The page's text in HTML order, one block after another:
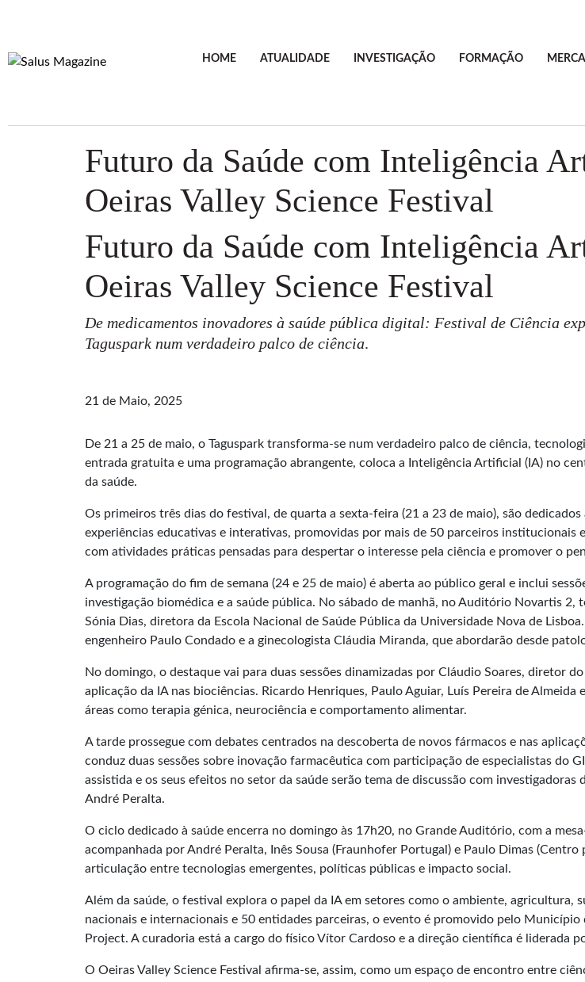
HOME ATUALIDADE INVESTIGAÇÃO FORMAÇÃO
Futuro da Saúde com Inteligência
Oeiras Valley Science Festival
Futuro da Saúde com Inteligência
Oeiras Valley Science Festival
De medicamentos inovadores à saúde pública digital: Festival de Ciência
Taguspark num verdadeiro palco de ciência.
21 de Maio, 2025
De 21 a 25 de maio, o Taguspark transforma-se num verdadeiro palco de ciência,
entrada gratuita e uma programação abrangente, coloca a Inteligência Artificial (IA) no
da saúde.
Os primeiros três dias do festival, de quarta a sexta-feira (21 a 23 de maio), são
experiências educativas e interativas, promovidas por mais de 50 parceiros
com atividades práticas pensadas para despertar o interesse pela ciência e promover o
A programação do fim de semana (24 e 25 de maio) é aberta ao público geral e inclui
investigação biomédica e a saúde pública. No sábado de manhã, no Auditório Novartis 2,
Sónia Dias, diretora da Escola Nacional de Saúde Pública da Universidade Nova de
engenheiro Paulo Condado e a ginecologista Cláudia Miranda, que abordarão desde
No domingo, o destaque vai para duas sessões dinamizadas por Cláudio Soares, diretor
aplicação da IA nas biociências. Ricardo Henriques, Paulo Aguiar, Luís Pereira de
áreas como terapia génica, neurociência e comportamento alimentar.
A tarde prossegue com debates centrados na descoberta de novos fármacos e nas
conduz duas sessões sobre inovação farmacêutica com participação de especialistas do
assistida e os seus efeitos no setor da saúde serão tema de discussão com
André Peralta.
O ciclo dedicado à saúde encerra no domingo às 17h20, no Grande Auditório, com a
acompanhada por André Peralta, Inês Sousa (Fraunhofer Portugal) e Paulo Dimas
articulação entre tecnologias emergentes, políticas públicas e impacto social.
Além da saúde, o festival explora o papel da IA em setores como o ambiente, agricultura,
nacionais e internacionais e 50 entidades parceiras, o evento é promovido pelo
Project. A curadoria está a cargo do físico Vítor Cardoso e a direção científica é liderada
O Oeiras Valley Science Festival afirma-se, assim, como um espaço de encontro entre